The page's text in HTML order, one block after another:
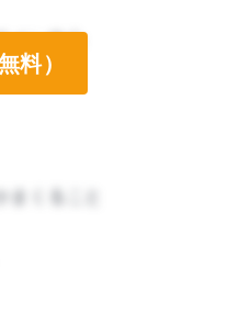
イン中心
まくること
料）